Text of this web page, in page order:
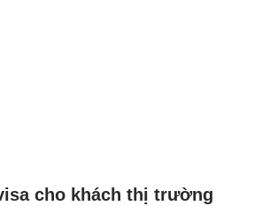
cho khách thị trường